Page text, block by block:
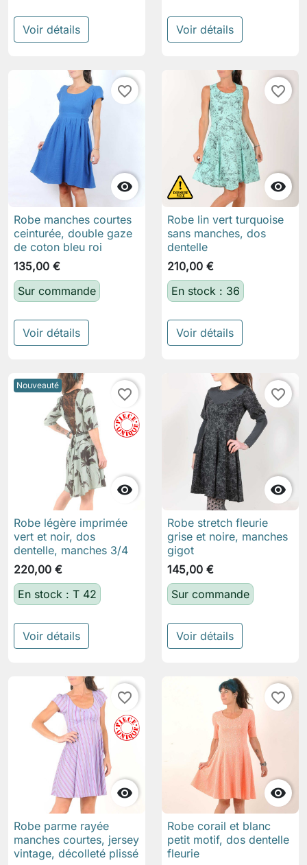
Voir détails Voir détails

favorite_border
Robe manches courtes
ceinturée, double gaze
de coton bleu roi
135,00 €
Sur commande
Voir détails

favorite_border
Robe lin vert turquoise
sans manches, dos
dentelle
210,00 €
En stock : 36
Voir détails
Nouveauté

favorite_border
Robe légère imprimée
vert et noir, dos
dentelle, manches 3/4
220,00 €
En stock : T 42
Voir détails

favorite_border
Robe stretch fleurie
grise et noire, manches
gigot
145,00 €
Sur commande
Voir détails

favorite_border
Robe parme rayée
manches courtes, jersey
vintage, décolleté plissé

favorite_border
Robe corail et blanc
petit motif, dos dentelle
fleurie